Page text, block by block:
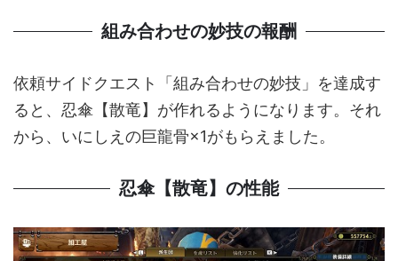
組み合わせの妙技の報酬
依頼サイドクエスト「組み合わせの妙技」を達成す
ると、忍傘【散竜】が作れるようになります。それ
から、いにしえの巨龍骨×1がもらえました。
忍傘【散竜】の性能